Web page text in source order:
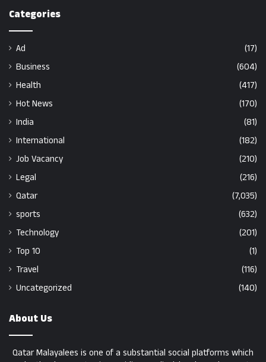
Categories
Ad
(17)
Business
(604)
Health
(417)
Hot News
(170)
India
(81)
International
(182)
Job Vacancy
(210)
Legal
(216)
Qatar
(7,035)
sports
(632)
Technology
(201)
Top 10
(1)
Travel
(116)
Uncategorized
(140)
About Us
Qatar Malayalees is one of a substantial social platforms which